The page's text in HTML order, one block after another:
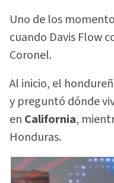
Uno de los
cuando Davis Flow
Coronel.
Al inicio, el
y preguntó dónde
en California,
Honduras.